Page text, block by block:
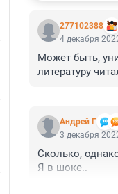
277102388
4 декабря
Может быть,
литературу
Андрей Г
3 декабря
Сколько,
Я в шоке..